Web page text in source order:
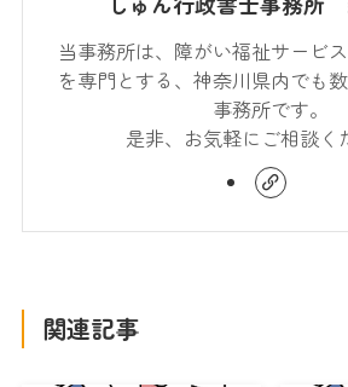
当事務所は、障がい福祉サービ
を専門とする、神奈川県内でも
事務所です。
是非、お気軽にご相談く
関連記事